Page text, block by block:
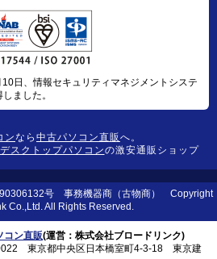
日、情報セキュリティマネジメントシステ
ました。
ンなら 中古パソコン直販へ。
スクトップパソコンの激安通販ショップ
号 事務機器商（古物商） Copyright
Co.,Ltd. All Rights Reserved.
コン直販(運営：株式会社ブロードリンク)
東京都中央区日本橋室町4-3-18 東京建